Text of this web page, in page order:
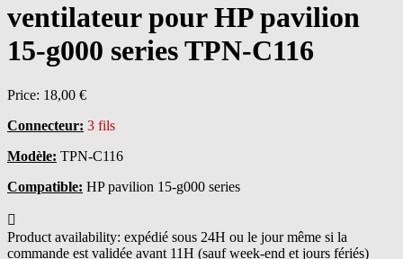
ventilateur pour HP pavilion
15-g000 series TPN-C116
Price: 18,00 €
Connecteur: 3 fils
Modèle: TPN-C116
Compatible: HP pavilion 15-g000 series

Product availability: expédié sous 24H ou le jour même si la
commande est validée avant 11H (sauf week-end et jours fériés)